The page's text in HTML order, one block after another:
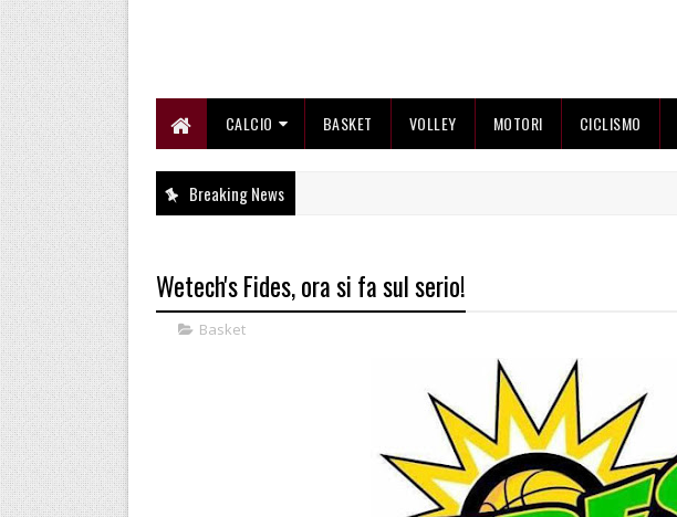
CALCIO BASKET VOLLEY MOTORI CICLISMO
Breaking News
Wetech's Fides, ora si fa sul serio!
Basket